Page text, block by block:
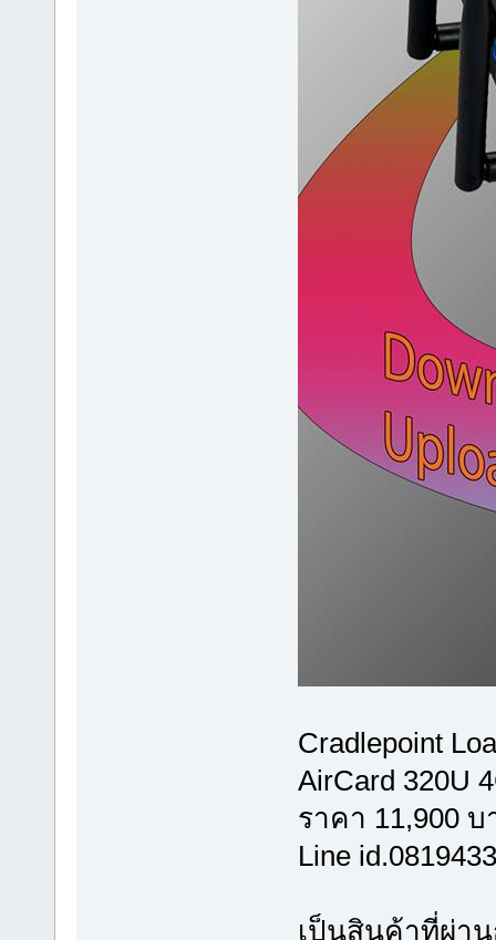
Cradlepoint
AirCard 320U
ราคา 11,900
Line
เป็นสินค้าที่ผ่า